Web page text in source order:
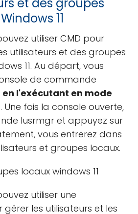
11
utiliser CMD pour
utilisateurs et des groupes
11. Au départ, vous
de commande
en l'exécutant en mode
. Une fois la console ouverte,
lusrmgr et appuyez sur
vous entrerez dans
et groupes locaux.
utiliser une
les utilisateurs et les